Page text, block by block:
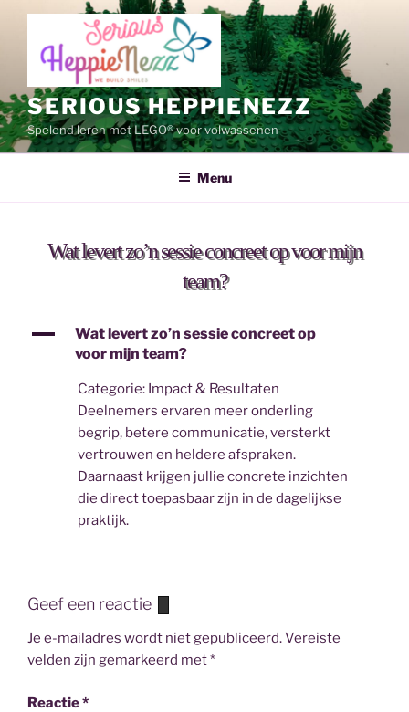
SERIOUS HEPPIENEZZ
Spelend leren met LEGO® voor volwassenen
Menu
Wat levert zo’n sessie concreet op voor mijn
team?
A
Wat levert zo’n sessie concreet op
voor mijn team?
Categorie: Impact & Resultaten
Deelnemers ervaren meer onderling
begrip, betere communicatie, versterkt
vertrouwen en heldere afspraken.
Daarnaast krijgen jullie concrete inzichten
die direct toepasbaar zijn in de dagelijkse
praktijk.
Geef een reactie
Je e-mailadres wordt niet gepubliceerd.Vereiste
velden zijn gemarkeerd met*
Reactie*